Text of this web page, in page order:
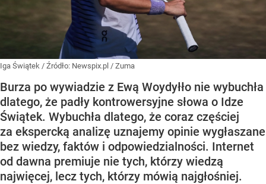
Iga Świątek / Źródło: Newspix.pl / Zuma
Burza po wywiadzie z Ewą Woydyłło nie wybuchła
dlatego, że padły kontrowersyjne słowa o Idze
Świątek. Wybuchła dlatego, że coraz częściej
za ekspercką analizę uznajemy opinie wygłaszane
bez wiedzy, faktów i odpowiedzialności. Internet
od dawna premiuje nie tych, którzy wiedzą
najwięcej, lecz tych, którzy mówią najgłośniej.